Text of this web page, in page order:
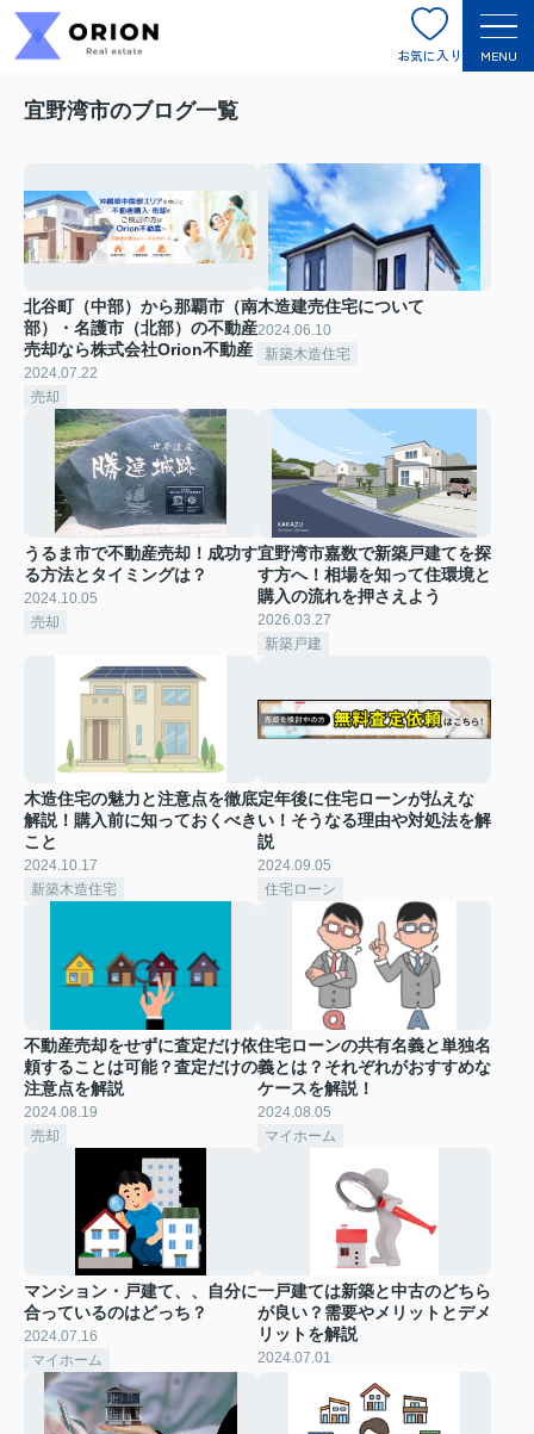
お気に入り MENU
宜野湾市のブログ一覧
北谷町（中部）から那覇市（南
部）・名護市（北部）の不動産
売却なら株式会社Orion不動産
2024.07.22
売却
木造建売住宅について
2024.06.10
新築木造住宅
うるま市で不動産売却！成功す
る方法とタイミングは？
2024.10.05
売却
宜野湾市嘉数で新築戸建てを探
す方へ！相場を知って住環境と
購入の流れを押さえよう
2026.03.27
新築戸建
木造住宅の魅力と注意点を徹底
解説！購入前に知っておくべき
こと
2024.10.17
新築木造住宅
定年後に住宅ローンが払えな
い！そうなる理由や対処法を解
説
2024.09.05
住宅ローン
不動産売却をせずに査定だけ依
頼することは可能？査定だけの
注意点を解説
2024.08.19
売却
住宅ローンの共有名義と単独名
義とは？それぞれがおすすめな
ケースを解説！
2024.08.05
マイホーム
マンション・戸建て、、自分に
合っているのはどっち？
2024.07.16
マイホーム
一戸建ては新築と中古のどちら
が良い？需要やメリットとデメ
リットを解説
2024.07.01